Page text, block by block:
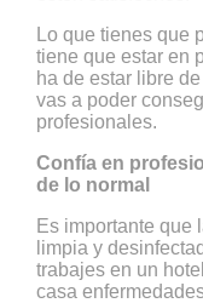
Lo que tienes que
tiene que estar en
ha de estar libre
vas a poder
profesionales.
Confía en
de lo normal
Es importante que
limpia y
trabajes en un
casa